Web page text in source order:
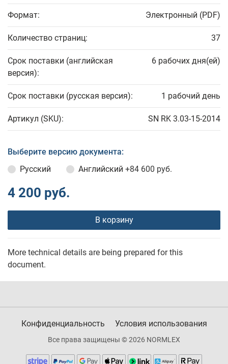
Формат: Электронный (PDF)
Количество страниц: 37
Срок поставки (английская
версия):
6 рабочих дня(ей)
Срок поставки (русская версия): 1 рабочий день
Артикул (SKU): SN RK 3.03-15-2014
Выберите версию документа:
Русский
Английский +84 600 руб.
4 200 руб.
В корзину
More technical details are being prepared for this
document.
Конфиденциальность Условия использования
Все права защищены © 2026 NORMLEX